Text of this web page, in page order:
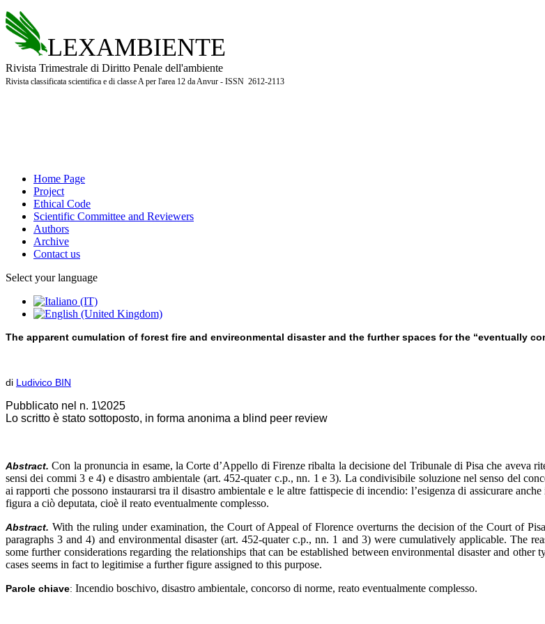
LEXAMBIENTE
Rivista Trimestrale di Diritto Penale dell'ambiente
Rivista classificata scientifica e di classe A per l'area 12 da Anvur - ISSN 2612-2113
Home Page
Project
Ethical Code
Scientific Committee and Reviewers
Authors
Archive
Contact us
Select your language
The apparent cumulation of forest fire and envireonmental disaster and the further spaces for the “eventually
di Ludivico BIN
Pubblicato nel n. 1\2025
Lo scritto è stato sottoposto, in forma anonima a blind peer review
Abstract.Con la pronuncia in esame, la Corte d’Appello di Firenze ribalta la decisione del Tribunale di Pisa che
sensi dei commi 3 e 4) e disastro ambientale (art. 452-quater c.p., nn. 1 e 3). La condivisibile soluzione nel senso del
ai rapporti che possono instaurarsi tra il disastro ambientale e le altre fattispecie di incendio: l’esigenza di assicurare
figura a ciò deputata, cioè il reato eventualmente complesso.
Abstract. With the ruling under examination, the Court of Appeal of Florence overturns the decision of the Court of
paragraphs 3 and 4) and environmental disaster (art. 452-quater c.p., nn. 1 and 3) were cumulatively applicable. The
some further considerations regarding the relationships that can be established between environmental disaster and
cases seems in fact to legitimise a further figure assigned to this purpose.
Parole chiave: Incendio boschivo, disastro ambientale, concorso di norme, reato eventualmente complesso.